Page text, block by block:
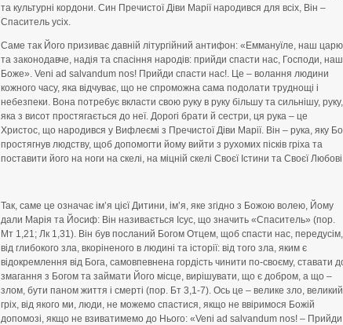
та культурні кордони. Син Пречистої Діви Марії народився для всіх, Він –
Спаситель усіх.
Саме так Його призиває давній літургійний антифон: «Еммануїле, наш царю
та законодавче, надія та спасіння народів: прийди спасти нас, Господи, наш
Боже». Veni ad salvandum nos! Прийди спасти нас!. Це – волання людини
кожного часу, яка відчуває, що не спроможна сама подолати труднощі і
небезпеки. Вона потребує вкласти свою руку в руку більшу та сильнішу, руку,
яка з висот простягається до неї. Дорогі брати й сестри, ця рука – це
Христос, що народився у Вифлеємі з Пречистої Діви Марії. Він – рука, яку
простягнув людству, щоб допомогти йому вийти з рухомих пісків гріха та
поставити його на ноги на скелі, на міцній скелі Своєї Істини та Своєї
Так, саме це означає ім’я цієї Дитини, ім’я, яке згідно з Божою волею, Йому
дали Марія та Йосиф: Він називається Ісус, що значить «Спаситель» (пор.
Мт 1,21; Лк 1,31). Він був посланий Богом Отцем, щоб спасти нас, передусім,
від глибокого зла, вкоріненого в людині та історії: від того зла, яким є
відокремлення від Бога, самовпевнена гордість чинити по-своєму, ставати
змагання з Богом та займати Його місце, вирішувати, що є добром, а що –
злом, бути паном життя і смерті (пор. Бт 3,1-7). Ось це – велике зло, великий
гріх, від якого ми, люди, не можемо спастися, якщо не ввіримося Божій
допомозі, якщо не взиватимемо до Нього: «Veni ad salvandum nos! – Прийди